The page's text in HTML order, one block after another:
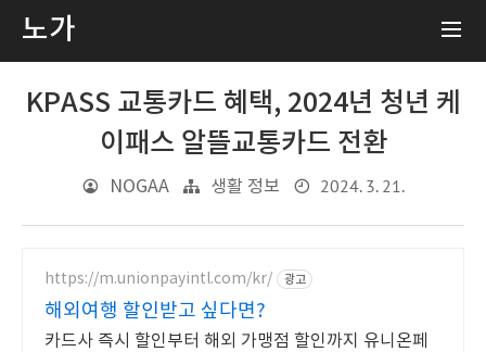
노가
KPASS 교통카드 혜택, 2024년 청년 케
이패스 알뜰교통카드 전환
NOGAA 생활 정보 2024. 3. 21.
https://m.unionpayintl.com/kr/ 광고
해외여행 할인받고 싶다면?
카드사 즉시 할인부터 해외 가맹점 할인까지 유니온페